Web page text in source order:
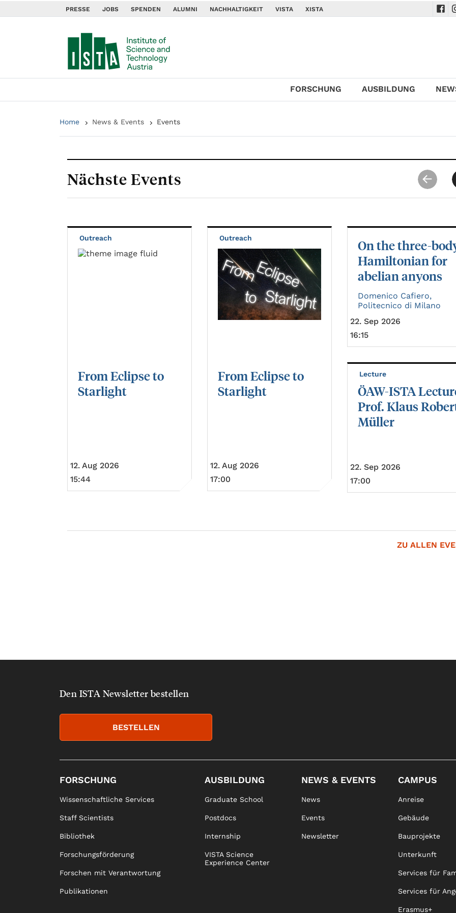
PRESSE JOBS SPENDEN ALUMNI NACHHALTIGKEIT VISTA XISTA
FORSCHUNG AUSBILDUNG
Home News & Events Events
Nächste Events
Outreach
FromEclipseto
Starlight
12. Aug 2026
15:44
Outreach
FromEclipseto
Starlight
12. Aug 2026
17:00
On the three-
Hamiltonian for
abelian anyons
Domenico Cafiero,
Politecnico di Milano
22. Sep 2026
16:15
Lecture
ÖAW-ISTA
Prof. Klaus
Müller
22. Sep 2026
17:00
ZU ALLEN
Den ISTA Newsletter bestellen
BESTELLEN
FORSCHUNG
Wissenschaftliche Services
Staff Scientists
Bibliothek
Forschungsförderung
Forschen mit Verantwortung
Publikationen
AUSBILDUNG
Graduate School
Postdocs
Internship
VISTA Science
Experience Center
NEWS & EVENTS
News
Events
Newsletter
CAMPUS
Anreise
Gebäude
Bauprojekte
Unterkunft
Services für
Services für
Erasmus+